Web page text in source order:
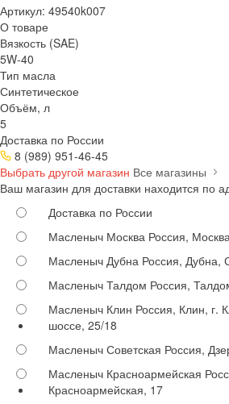
Артикул: 49540k007
О товаре
Вязкость (SAE)
5W-40
Тип масла
Синтетическое
Объём, л
5
Доставка по России
8 (989) 951-46-45
Выбрать другой магазин Все магазины
Ваш магазин для доставки находится по
Доставка по России
Масленыч Москва Россия,
Масленыч Дубна Россия, Дубна,
Масленыч Талдом Россия,
Масленыч Клин Россия, Клин, г.
шоссе, 25/18
Масленыч Советская Россия,
Масленыч Красноармейская
Красноармейская, 17